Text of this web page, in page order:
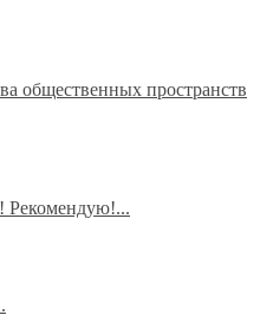
общественных пространств
Рекомендую!...